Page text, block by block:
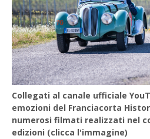
Collegati al canale ufficiale
emozioni del Franciacorta
numerosi filmati realizzati nel
edizioni (clicca l'immagine)